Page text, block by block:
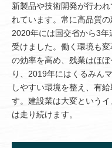
新製品や技術開発が行わ
れています。常に高品質
2020年には国交省から3
受けました。働く環境も
の効率を高め、残業はほ
り、2019年にはくるみん
しやすい環境を整え、有
す。建設業は大変という
は走り続けます。